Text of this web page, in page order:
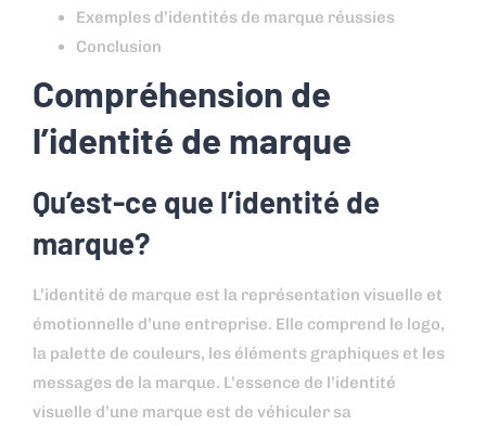
Exemples d’identités de marque réussies
Conclusion
Compréhension de
l’identité de marque
Qu’est-ce que l’identité de
marque?
L’identité de marque est la représentation visuelle et
émotionnelle d’une entreprise. Elle comprend le logo,
la palette de couleurs, les éléments graphiques et les
messages de la marque. L’essence de l’identité
visuelle d’une marque est de véhiculer sa